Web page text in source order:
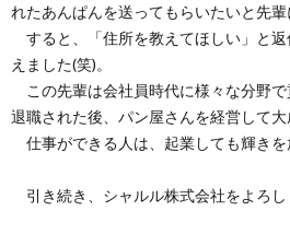
れたあんぱんを送ってもらいたいと先輩
すると、「住所を教えてほしい」と
えました(笑)。
この先輩は会社員時代に様々な分野で
退職された後、パン屋さんを経営して大
仕事ができる人は、起業しても輝きを
引き続き、シャルル株式会社をよろし